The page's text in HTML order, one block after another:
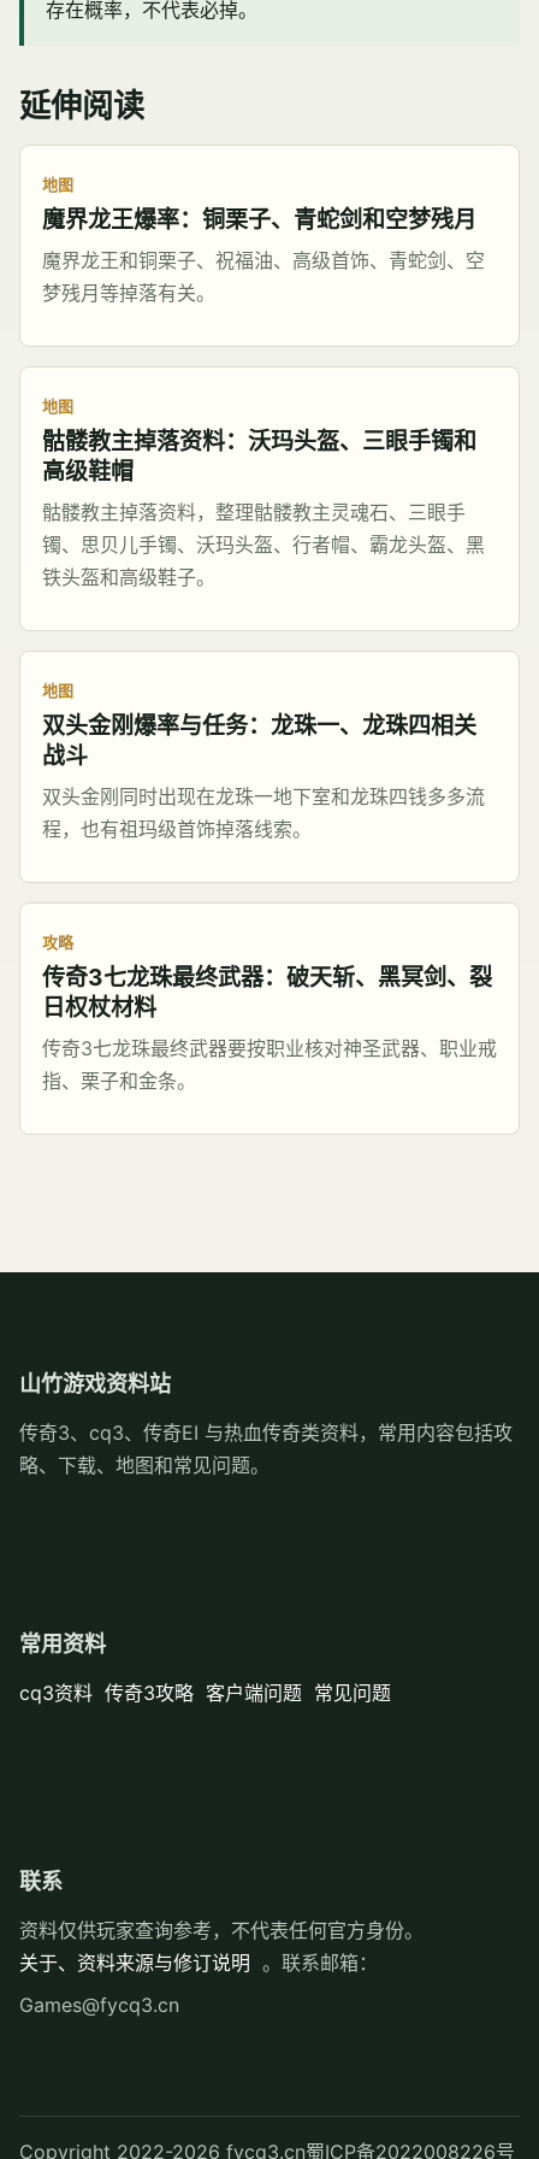
存在概率，不代表必掉。
延伸阅读
地图
魔界龙王爆率：铜栗子、青蛇剑和空梦残月
魔界龙王和铜栗子、祝福油、高级首饰、青蛇剑、空
梦残月等掉落有关。
地图
骷髅教主掉落资料：沃玛头盔、三眼手镯和
高级鞋帽
骷髅教主掉落资料，整理骷髅教主灵魂石、三眼手
镯、思贝儿手镯、沃玛头盔、行者帽、霸龙头盔、黑
铁头盔和高级鞋子。
地图
双头金刚爆率与任务：龙珠一、龙珠四相关
战斗
双头金刚同时出现在龙珠一地下室和龙珠四钱多多流
程，也有祖玛级首饰掉落线索。
攻略
传奇3七龙珠最终武器：破天斩、黑冥剑、裂
日权杖材料
传奇3七龙珠最终武器要按职业核对神圣武器、职业戒
指、栗子和金条。
山竹游戏资料站
传奇3、cq3、传奇EI 与热血传奇类资料，常用内容包括攻
略、下载、地图和常见问题。
常用资料
cq3资料 传奇3攻略 客户端问题 常见问题
联系
资料仅供玩家查询参考，不代表任何官方身份。
关于、资料来源与修订说明 。联系邮箱：
Games@fycq3.cn
Copyright 2022-2026 fycq3.cn蜀ICP备2022008226号